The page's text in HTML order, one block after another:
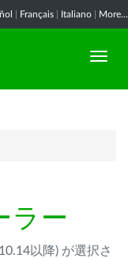
Français Italiano More...
ラー
以降) が選択さ